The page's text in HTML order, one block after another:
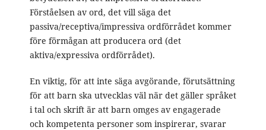
Förståelsen av ord, det vill säga det
passiva/receptiva/impressiva ordförrådet kommer
före förmågan att producera ord (det
aktiva/expressiva ordförrådet).
En viktig, för att inte säga avgörande, förutsättning
för att barn ska utvecklas väl när det gäller språket
i tal och skrift är att barn omges av engagerade
och kompetenta personer som inspirerar, svarar